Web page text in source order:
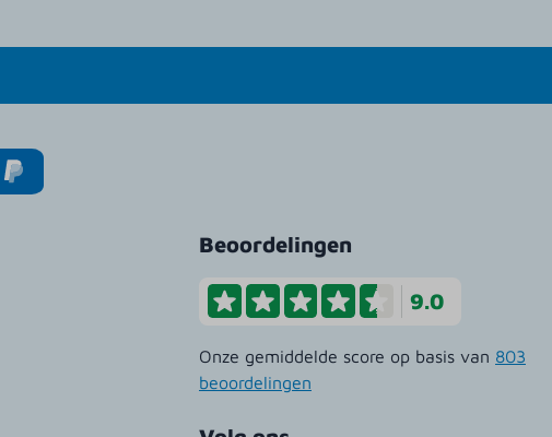
Beoordelingen
9.0
Onze gemiddelde score op basis van 803
beoordelingen